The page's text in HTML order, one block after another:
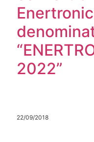
2022”
22/09/2018